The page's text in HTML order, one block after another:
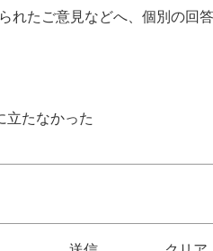
たご意見などへ、個別の回答
立たなかった